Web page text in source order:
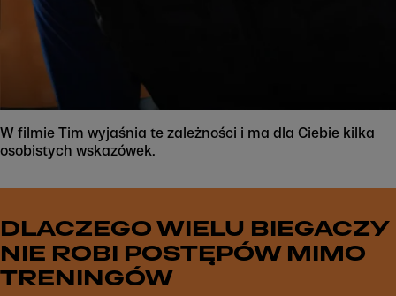
W filmie Tim wyjaśnia te zależności i ma dla Ciebie kilka
osobistych wskazówek.
DLACZEGO WIELU BIEGACZY
NIE ROBI POSTĘPÓW MIMO
TRENINGÓW